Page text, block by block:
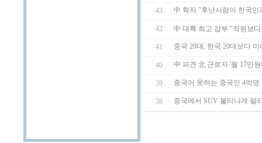
43 中 학자 "후난사람이 한국인
42 中 대륙 최고 갑부 "직원보
41 중국 20대, 한국 20대보다
40 中 파견 北 근로자 '월 17만
39 중국어 못하는 중국인 4억명
38 중국에서 SUV 불티나게 팔